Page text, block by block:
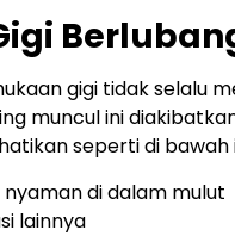
gigi tidak selalu
muncul ini
seperti di bawah
di dalam mulut
lainnya